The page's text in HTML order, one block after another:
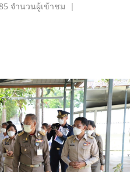
จำนวนผู้เข้าชม |